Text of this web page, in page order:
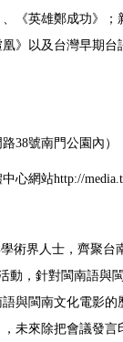
《英雄鄭成功》
》以及台灣早期
路38號南門公園內）
中心網站http://
術界人士，齊聚台
動，針對閩南語與
與閩南文化電影
未來除把會議發